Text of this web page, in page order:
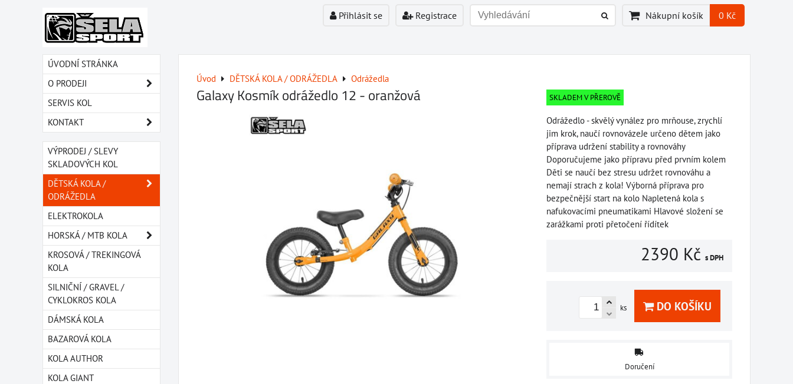
Přihlásit se Registrace Nákupní košík 0 Kč
Úvod DĚTSKÁ KOLA / ODRÁŽEDLA Odrážedla
Galaxy Kosmík odrážedlo 12 - oranžová SKLADEM V PŘEROVĚ
Odrážedlo - skvělý vynález pro mrňouse, zrychlí
jim krok, naučí rovnovázeJe určeno dětem jako
příprava udržení stability a rovnováhy
Doporučujeme jako přípravu před prvním kolem
Děti se naučí bez stresu udržet rovnováhu a
nemají strach z kola! Výborná příprava pro
bezpečnější start na kolo Napletená kola s
nafukovacími pneumatikami Hlavové složení se
zarážkami proti přetočení řídítek
2390 Kč s DPH
ks DO KOŠÍKU
Doručení
ÚVODNÍ STRÁNKA
O PRODEJI
SERVIS KOL
KONTAKT
VÝPRODEJ / SLEVY
SKLADOVÝCH KOL
DĚTSKÁ KOLA /
ODRÁŽEDLA
ELEKTROKOLA
HORSKÁ / MTB KOLA
KROSOVÁ / TREKINGOVÁ
KOLA
SILNIČNÍ / GRAVEL /
CYKLOKROS KOLA
DÁMSKÁ KOLA
BAZAROVÁ KOLA
KOLA AUTHOR
KOLA GIANT